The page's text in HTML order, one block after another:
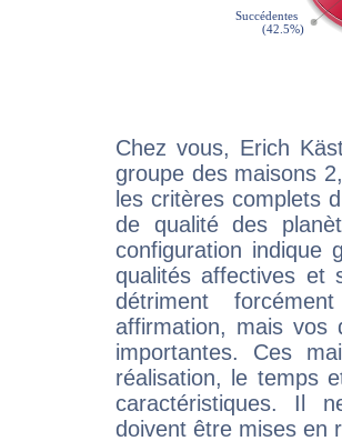
Chez vous, Erich
groupe des maisons
les critères complets
de qualité des
configuration indique
qualités affectives et
détriment
affirmation, mais
importantes. Ces
réalisation, le temps
caractéristiques. Il
doivent être mises en